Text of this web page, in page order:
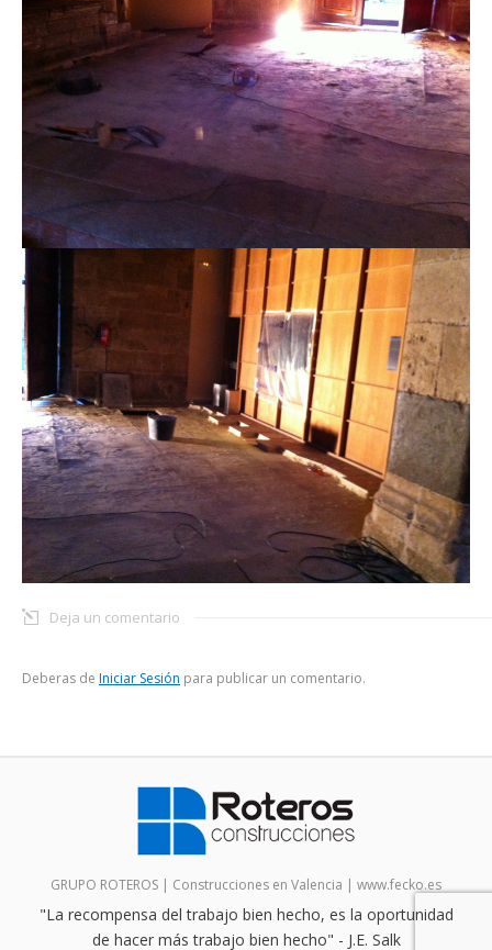
Deja un comentario
Deberas de Iniciar Sesión para publicar un comentario.
GRUPO ROTEROS | Construcciones en Valencia | www.fecko.es
"La recompensa del trabajo bien hecho, es la oportunidad
de hacer más trabajo bien hecho" - J.E. Salk